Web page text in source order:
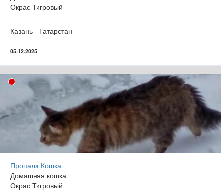
Окрас Тигровый
Казань - Татарстан
05.12.2025
Пропала Кошка
Домашняя кошка
Окрас Тигровый